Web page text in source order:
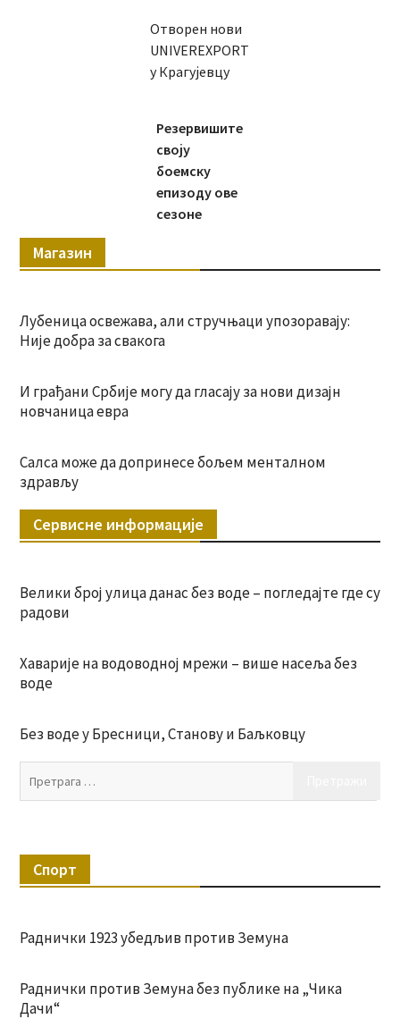
Отворен нови
UNIVEREXPORT
у Крагујевцу
Резервишите
своју
боемску
епизоду ове
сезоне
Магазин
Лубеница освежава, али стручњаци упозоравају:
Није добра за свакога
И грађани Србије могу да гласају за нови дизајн
новчаница евра
Салса може да допринесе бољем менталном
здрављу
Сервисне информације
Велики број улица данас без воде – погледајте где су
радови
Хаварије на водоводној мрежи – више насеља без
воде
Без воде у Бресници, Станову и Баљковцу
Спорт
Раднички 1923 убедљив против Земуна
Раднички против Земуна без публике на „Чика
Дачи“